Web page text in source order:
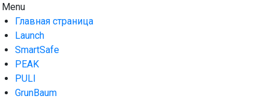
Skip
to
content
AUTO HOUSE
Технологии автосервиса — официальный дистрибьютор
Launch в Армении,Launch Armenia
Menu
Главная страница
Launch
SmartSafe
PEAK
PULI
GrunBaum